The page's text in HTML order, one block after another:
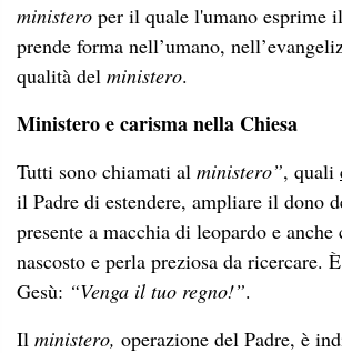
ministero per il quale l'umano
prende forma nell’umano,
qualità del ministero.
Ministero e carisma nella Chiesa
Tutti sono chiamati al ministero”, quali
il Padre di estendere, ampliare il dono
presente a macchia di leopardo e anche
nascosto e perla preziosa da ricercare.
Gesù: “Venga il tuo regno!”.
Il ministero, operazione del Padre, è